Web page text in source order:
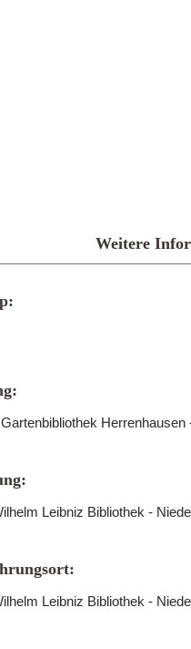
Weitere
Herrenhausen
Leibniz Bibliothek -
Leibniz Bibliothek -